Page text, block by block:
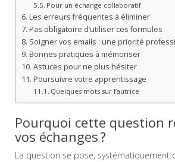
Pour un échange collaboratif
Les erreurs fréquentes à éliminer
Pas obligatoire d’utiliser ces formules
Soigner vos emails : une priorité
Bonnes pratiques à mémoriser
Astuces pour ne plus hésiter
Poursuivre votre apprentissage
Quelques mots sur l’autrice
Pourquoi cette question
vos échanges ?
La question se pose, systématiquement